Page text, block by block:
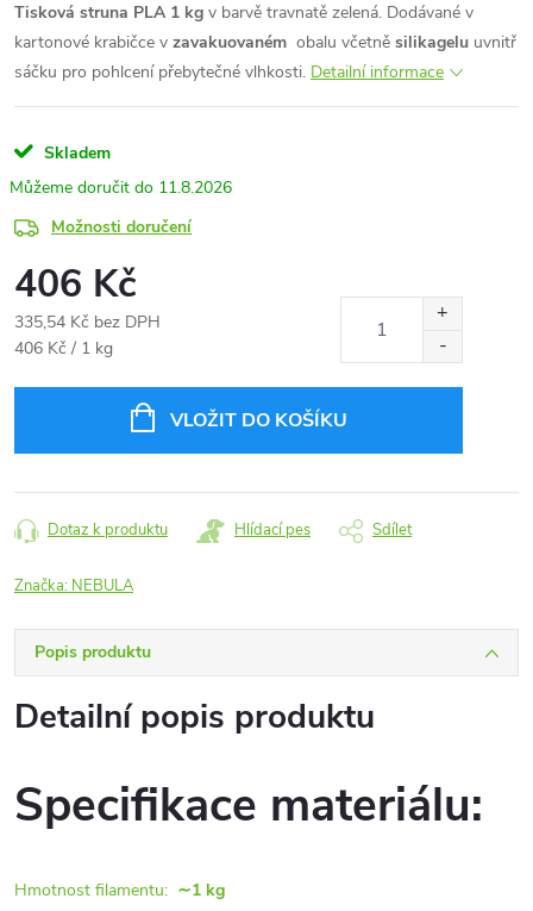
Tisková struna PLA 1 kg v barvě travnatě zelená. Dodávané v
kartonové krabičce v zavakuovaném obalu včetně silikagelu uvnitř
sáčku pro pohlcení přebytečné vlhkosti. Detailní informace
Skladem
11.8.2026
Možnosti doručení
406 Kč
335,54 Kč bez DPH
Měrná
406 Kč / 1 kg
VLOŽIT DO KOŠÍKU
Dotaz k produktu Hlídací pes Sdílet
Značka: NEBULA
Popis produktu
Detailní popis produktu
Specifikace materiálu:
Hmotnost filamentu: ∼1 kg